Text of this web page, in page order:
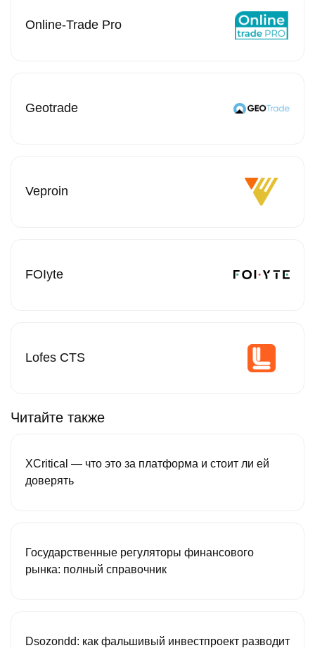
Online-Trade Pro
Geotrade
Veproin
FOIyte
Lofes CTS
Читайте также
XCritical — что это за платформа и стоит ли ей
доверять
Государственные регуляторы финансового
рынка: полный справочник
Dsozondd: как фальшивый инвестпроект разводит